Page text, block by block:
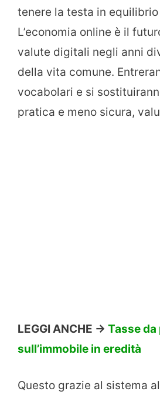
tenere la testa in
L’economia online è il
valute digitali negli anni
della vita comune.
vocabolari e si
pratica e meno sicura,
LEGGI ANCHE -> Tasse da
sull’immobile in eredità
Questo grazie al sistema